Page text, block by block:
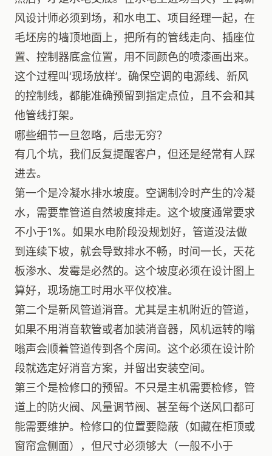
风设计师必须到场，和水电工、项目经理一起，在
毛坯房的墙顶地面上，把所有的管线走向、插座位
置、控制器底盒位置，用不同颜色的喷漆画出来。
这个过程叫‘现场放样’。确保空调的电源线、新风
的控制线，都能准确预留到指定点位，且不会和其
他管线打架。
哪些细节一旦忽略，后患无穷？
有几个坑，我们反复提醒客户，但还是经常有人踩
进去。
第一个是冷凝水排水坡度。空调制冷时产生的冷凝
水，需要靠管道自然坡度排走。这个坡度通常要求
不小于1%。如果水电阶段没规划好，管道没法做
到连续下坡，就会导致排水不畅，时间一长，天花
板渗水、发霉是必然的。这个坡度必须在设计图上
算好，现场施工时用水平仪校准。
第二个是新风管道消音。尤其是主机附近的管道，
如果不用消音软管或者加装消音器，风机运转的嗡
嗡声会顺着管道传到各个房间。这个必须在设计阶
段就选定好消音方案，并留出安装空间。
第三个是检修口的预留。不只是主机需要检修，管
道上的防火阀、风量调节阀、甚至每个送风口都可
能需要维护。检修口的位置要隐蔽（如藏在柜顶或
窗帘盒侧面），但尺寸必须够大（一般不小于